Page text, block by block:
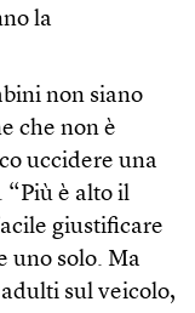
la
non siano
che non è
uccidere una
“Più è alto il
giustificare
uno solo. Ma
sul veicolo,